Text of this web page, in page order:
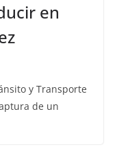
en
y Transporte
de un